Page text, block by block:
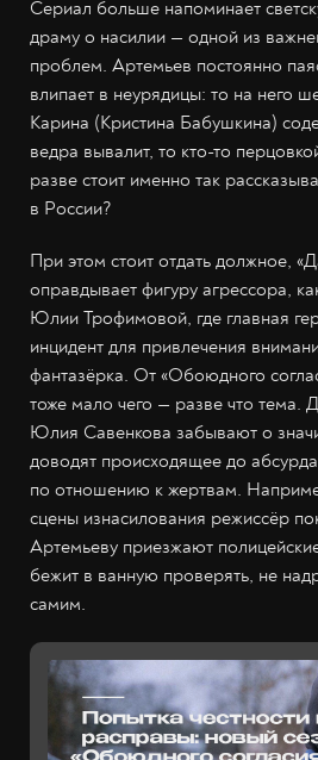
Сериал больше напоминает
драму о насилии — одной из
проблем. Артемьев постоянно
влипает в неурядицы: то на него
Карина (Кристина Бабушкина)
ведра вывалит, то кто-то
разве стоит именно так
в России?
При этом стоит отдать должное,
оправдывает фигуру агрессора,
Юлии Трофимовой, где главная
инцидент для привлечения
фантазёрка. От «Обоюдного
тоже мало чего — разве что тема.
Юлия Савенкова забывают о
доводят происходящее до
по отношению к жертвам.
сцены изнасилования режиссёр
Артемьеву приезжают
бежит в ванную проверять, не
самим.